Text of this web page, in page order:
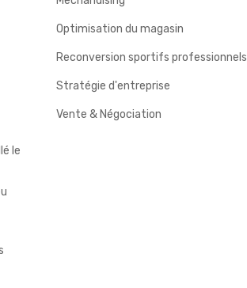
le
Optimisation du magasin
Reconversion sportifs professionnels
Stratégie d'entreprise
Vente & Négociation